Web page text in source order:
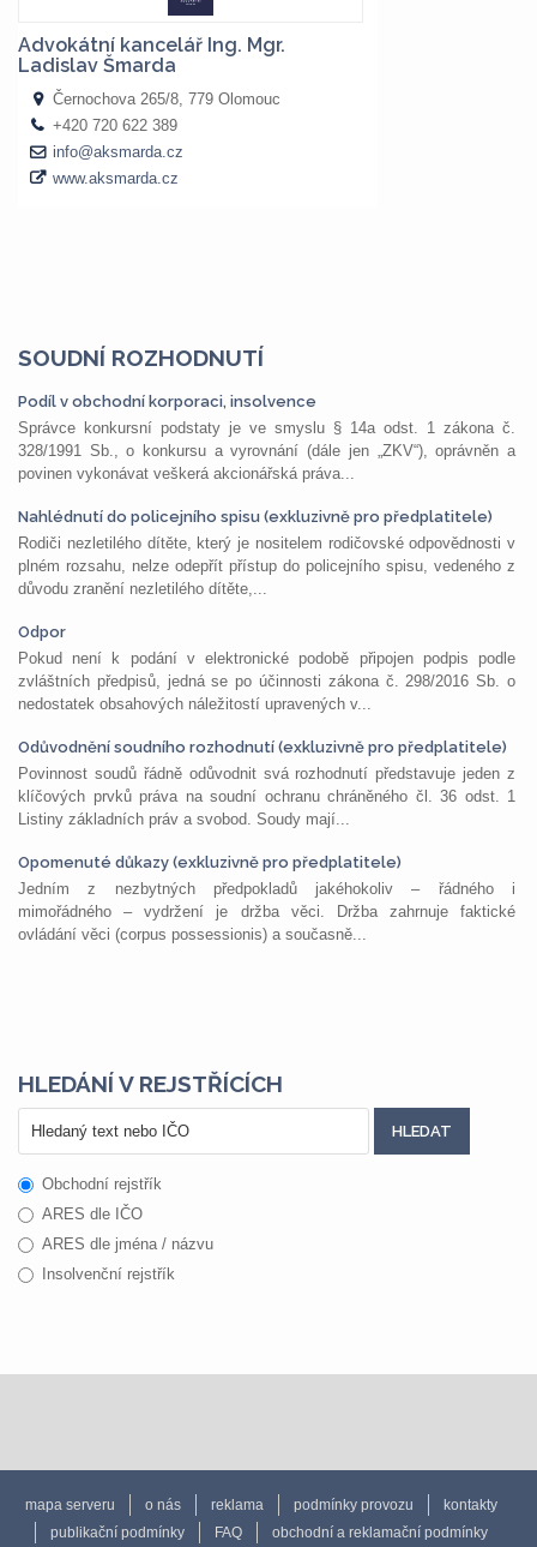
SOUDNÍ ROZHODNUTÍ
Podíl v obchodní korporaci, insolvence
Správce konkursní podstaty je ve smyslu § 14a odst. 1 zákona č.
328/1991 Sb., o konkursu a vyrovnání (dále jen „ZKV“), oprávněn a
povinen vykonávat veškerá akcionářská práva...
Nahlédnutí do policejního spisu (exkluzivně pro předplatitele)
Rodiči nezletilého dítěte, který je nositelem rodičovské odpovědnosti v
plném rozsahu, nelze odepřít přístup do policejního spisu, vedeného z
důvodu zranění nezletilého dítěte,...
Odpor
Pokud není k podání v elektronické podobě připojen podpis podle
zvláštních předpisů, jedná se po účinnosti zákona č. 298/2016 Sb. o
nedostatek obsahových náležitostí upravených v...
Odůvodnění soudního rozhodnutí (exkluzivně pro předplatitele)
Povinnost soudů řádně odůvodnit svá rozhodnutí představuje jeden z
klíčových prvků práva na soudní ochranu chráněného čl. 36 odst. 1
Listiny základních práv a svobod. Soudy mají...
Opomenuté důkazy (exkluzivně pro předplatitele)
Jedním z nezbytných předpokladů jakéhokoliv – řádného i
mimořádného – vydržení je držba věci. Držba zahrnuje faktické
ovládání věci (corpus possessionis) a současně...
HLEDÁNÍ V REJSTŘÍCÍCH
Obchodní rejstřík
ARES dle IČO
ARES dle jména / názvu
Insolvenční rejstřík
mapa serveru o nás reklama podmínky provozu
kontakty
publikační podmínky
FAQ obchodní a reklamační podmínky